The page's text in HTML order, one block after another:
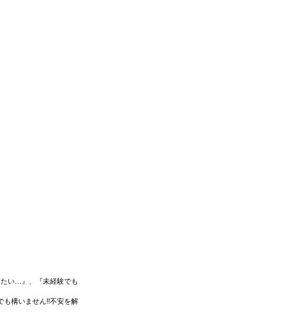
い…』、『未経験でも
も構いません!!不安を解